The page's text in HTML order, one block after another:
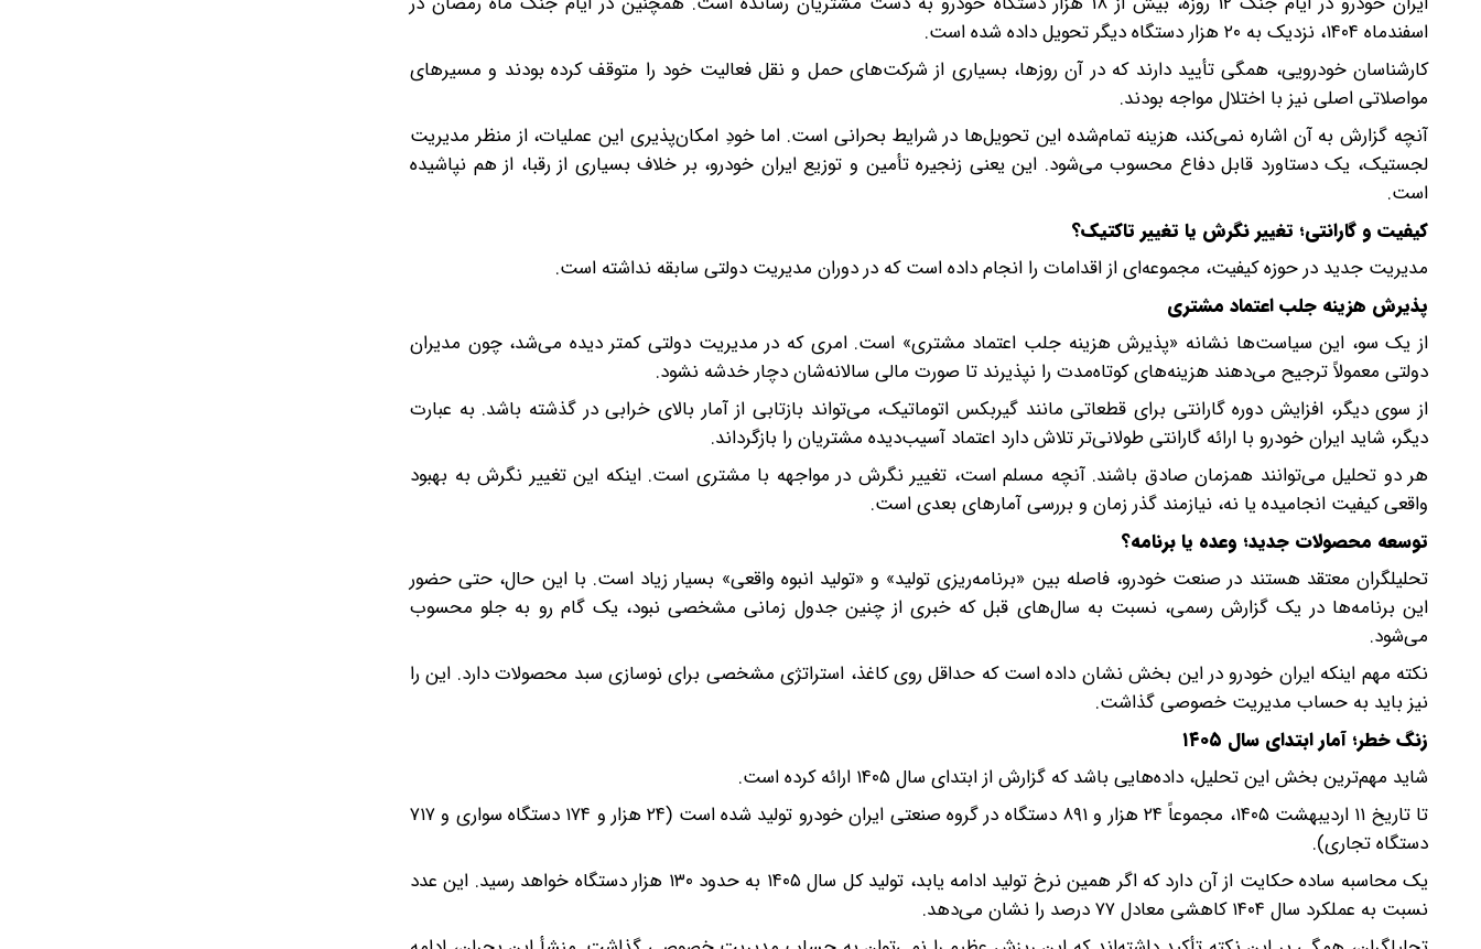
اسفندماه ۱۴۰۴، نزدیک به ۲۰ هزار دستگاه دیگر تحویل داده شده است.
کارشناسان خودرویی، همگی تأیید دارند که در آن روزها، بسیاری از شرکت‌های حمل و نقل فعالیت خود را متوقف کرده بودند و مسیرهای
مواصلاتی اصلی نیز با اختلال مواجه بودند.
آنچه گزارش به آن اشاره نمی‌کند، هزینه تمام‌شده این تحویل‌ها در شرایط بحرانی است. اما خودِ امکان‌پذیری این عملیات، از منظر مدیریت
لجستیک، یک دستاورد قابل دفاع محسوب می‌شود. این یعنی زنجیره تأمین و توزیع ایران خودرو، بر خلاف بسیاری از رقبا، از هم نپاشیده
است.
کیفیت و گارانتی؛ تغییر نگرش یا تغییر تاکتیک؟
مدیریت جدید در حوزه کیفیت، مجموعه‌ای از اقدامات را انجام داده است که در دوران مدیریت دولتی سابقه نداشته است.
پذیرش هزینه جلب اعتماد مشتری
از یک سو، این سیاست‌ها نشانه «پذیرش هزینه جلب اعتماد مشتری» است. امری که در مدیریت دولتی کمتر دیده می‌شد، چون مدیران
دولتی معمولاً ترجیح می‌دهند هزینه‌های کوتاه‌مدت را نپذیرند تا صورت مالی سالانه‌شان دچار خدشه نشود.
از سوی دیگر، افزایش دوره گارانتی برای قطعاتی مانند گیربکس اتوماتیک، می‌تواند بازتابی از آمار بالای خرابی در گذشته باشد. به عبارت
دیگر، شاید ایران خودرو با ارائه گارانتی طولانی‌تر تلاش دارد اعتماد آسیب‌دیده مشتریان را بازگرداند.
هر دو تحلیل می‌توانند همزمان صادق باشند. آنچه مسلم است، تغییر نگرش در مواجهه با مشتری است. اینکه این تغییر نگرش به بهبود
واقعی کیفیت انجامیده یا نه، نیازمند گذر زمان و بررسی آمارهای بعدی است.
توسعه محصولات جدید؛ وعده یا برنامه؟
تحلیلگران معتقد هستند در صنعت خودرو، فاصله بین «برنامه‌ریزی تولید» و «تولید انبوه واقعی» بسیار زیاد است. با این حال، حتی حضور
این برنامه‌ها در یک گزارش رسمی، نسبت به سال‌های قبل که خبری از چنین جدول زمانی مشخصی نبود، یک گام رو به جلو محسوب
می‌شود.
نکته مهم اینکه ایران خودرو در این بخش نشان داده است که حداقل روی کاغذ، استراتژی مشخصی برای نوسازی سبد محصولات دارد. این را
نیز باید به حساب مدیریت خصوصی گذاشت.
زنگ خطر؛ آمار ابتدای سال ۱۴۰۵
شاید مهم‌ترین بخش این تحلیل، داده‌هایی باشد که گزارش از ابتدای سال ۱۴۰۵ ارائه کرده است.
تا تاریخ ۱۱ اردیبهشت ۱۴۰۵، مجموعاً ۲۴ هزار و ۸۹۱ دستگاه در گروه صنعتی ایران خودرو تولید شده است (۲۴ هزار و ۱۷۴ دستگاه سواری و ۷۱۷
دستگاه تجاری).
یک محاسبه ساده حکایت از آن دارد که اگر همین نرخ تولید ادامه یابد، تولید کل سال ۱۴۰۵ به حدود ۱۳۰ هزار دستگاه خواهد رسید. این عدد
نسبت به عملکرد سال ۱۴۰۴ کاهشی معادل ۷۷ درصد را نشان می‌دهد.